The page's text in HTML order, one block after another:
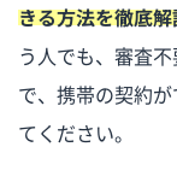
きる方法を徹底
う人でも、審査
で、携帯の契約
てください。